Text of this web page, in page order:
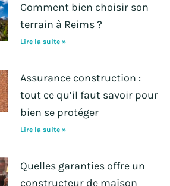
Comment bien choisir son
terrain à Reims ?
Lire la suite »
Assurance construction :
tout ce qu’il faut savoir pour
bien se protéger
Lire la suite »
Quelles garanties offre un
constructeur de maison